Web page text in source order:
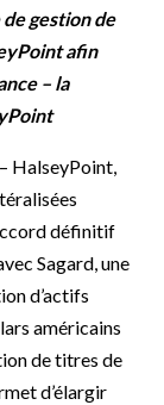
gestion de
afin
– la
HalseyPoint,
définitif
Sagard, une
d’actifs
américains
de titres de
d’élargir